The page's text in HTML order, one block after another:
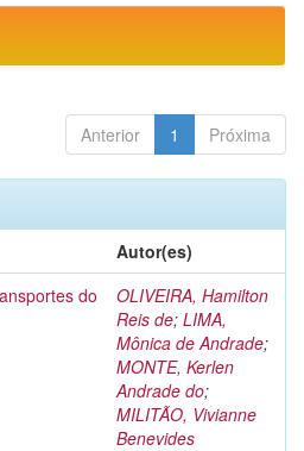
Anterior 1 Próxima
Autor(es)
do
OLIVEIRA, Hamilton
Reis de; LIMA,
Mônica de Andrade;
MONTE, Kerlen
Andrade do;
MILITÃO, Vivianne
Benevides